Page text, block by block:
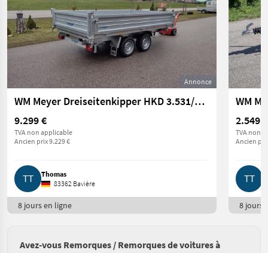
Annonce
WM Meyer Dreiseitenkipper HKD 3.531/1.860 Stahl
9.299 €
TVA non applicable
Ancien prix 9.229 €
Thomas
83362 Bavière
8 jours en ligne
WM
2.549 €
TVA non
Ancien
8 jours
Avez-vous Remorques / Remorques de voitures à